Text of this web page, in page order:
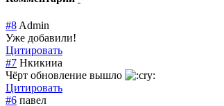
#8 Admin
Уже добавили!
Цитировать
#7 Нкикииа
Чёрт обновление вышло
Цитировать
#6 павел